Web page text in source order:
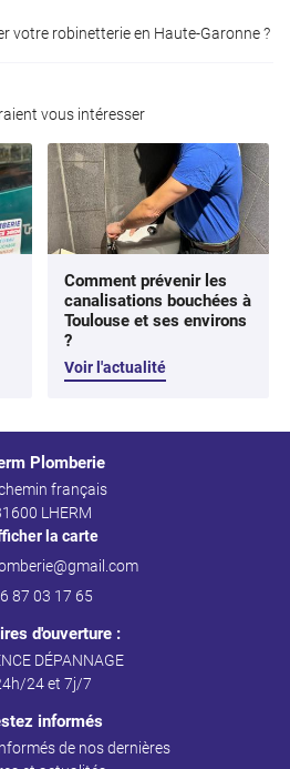
votre robinetterie en Haute-Garonne ?
vous intéresser
Comment prévenir les
canalisations bouchées à
Toulouse et ses environs
?
Voir l'actualité
Plomberie
français
LHERM
la carte
87 03 17 65
d'ouverture :
DÉPANNAGE
24 et 7j/7
informés
de nos dernières